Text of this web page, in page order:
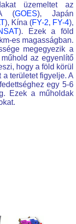
üzemeltet az
(GOES), Japán
), Kína (FY-2, FY-4),
). Ezek a föld
es magasságban.
megegyezik a
az egyenlítő
hogy a föld körül
területet figyelje. A
egy 5-6
Ezek a műholdak